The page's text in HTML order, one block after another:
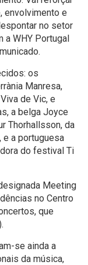
envolvimento e
no setor
a WHY Portugal
os
Manresa,
de Vic, e
a belga Joyce
Thorhallsson, da
a portuguesa
do festival Ti
Meeting
no Centro
que
se ainda a
da música,